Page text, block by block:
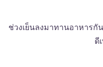
ช่วงเย็นลงมาทานอาหารกั
ดี